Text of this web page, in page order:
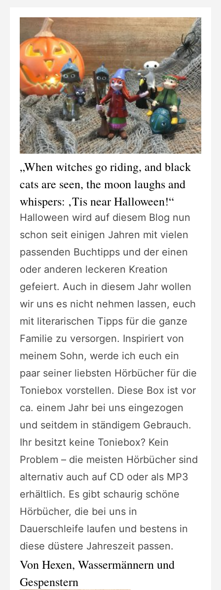
„When witches go riding, and black
cats are seen, the moon laughs and
whispers: ‚Tis near Halloween!“
Halloween wird auf diesem Blog nun
schon seit einigen Jahren mit vielen
passenden Buchtipps und der einen
oder anderen leckeren Kreation
gefeiert. Auch in diesem Jahr wollen
wir uns es nicht nehmen lassen, euch
mit literarischen Tipps für die ganze
Familie zu versorgen. Inspiriert von
meinem Sohn, werde ich euch ein
paar seiner liebsten Hörbücher für die
Toniebox vorstellen. Diese Box ist vor
ca. einem Jahr bei uns eingezogen
und seitdem in ständigem Gebrauch.
Ihr besitzt keine Toniebox? Kein
Problem – die meisten Hörbücher sind
alternativ auch auf CD oder als MP3
erhältlich. Es gibt schaurig schöne
Hörbücher, die bei uns in
Dauerschleife laufen und bestens in
diese düstere Jahreszeit passen.
Von Hexen, Wassermännern und
Gespenstern